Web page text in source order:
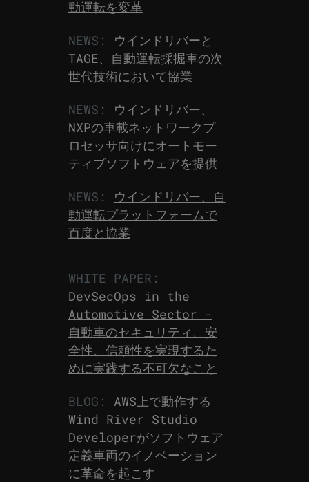
動運転を変革
NEWS:
ウインドリバーと
TAGE、自動運転採掘車の次
世代技術において協業
NEWS:
ウインドリバー、
NXPの車載ネットワークプ
ロセッサ向けにオートモー
ティブソフトウェアを提供
NEWS:
ウインドリバー、自
動運転プラットフォームで
百度と協業
WHITE PAPER:
DevSecOps in the
Automotive Sector -
自動車のセキュリティ、安
全性、信頼性を実現するた
めに実践する不可欠なこと
BLOG:
AWS上で動作する
Wind River Studio
Developerがソフトウェア
定義車両のイノベーション
に革命を起こす